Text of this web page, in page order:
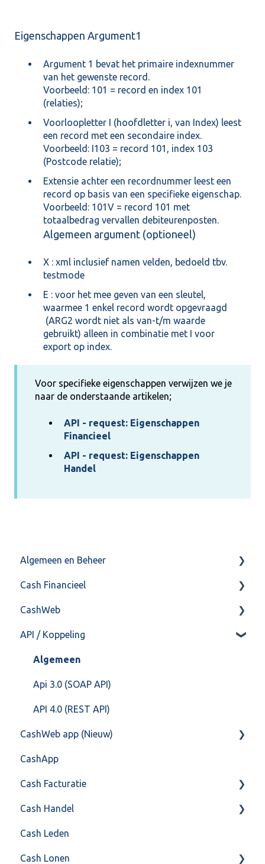
Eigenschappen Argument1
Argument 1 bevat het primaire indexnummer
van het gewenste record.
Voorbeeld: 101 = record en index 101
(relaties);
Voorloopletter I (hoofdletter i, van Index) leest
een record met een secondaire index.
Voorbeeld: I103 = record 101, index 103
(Postcode relatie);
Extensie achter een recordnummer leest een
record op basis van een specifieke eigenschap.
Voorbeeld: 101V = record 101 met
totaalbedrag vervallen debiteurenposten.
Algemeen argument (optioneel)
X : xml inclusief namen velden, bedoeld tbv.
testmode
E : voor het mee geven van een sleutel,
waarmee 1 enkel record wordt opgevraagd
(ARG2 wordt niet als van-t/m waarde
gebruikt) alleen in combinatie met I voor
export op index.
Voor specifieke eigenschappen verwijzen we je
naar de onderstaande artikelen;
API - request: Eigenschappen
Financieel
API - request: Eigenschappen
Handel
Algemeen en Beheer
Bank(koppeling)
Import/Export
Postbus
Training & Consultancy
Overig
Cash Financieel
Boekhoud
Fiscaal
Overig
CashWeb
CashHero Layout
Mailen vanuit CASHWeb
Algemeen gebruik
API / Koppeling
Algemeen
Api 3.0 (SOAP API)
API 4.0 (REST API)
CashWeb app (Nieuw)
Veel gestelde vragen
CashApp
Cash Facturatie
Factureren
Instellingen
Algemeen
Cash Handel
Inkoop
Verkoop
Cash Leden
Cash Lonen